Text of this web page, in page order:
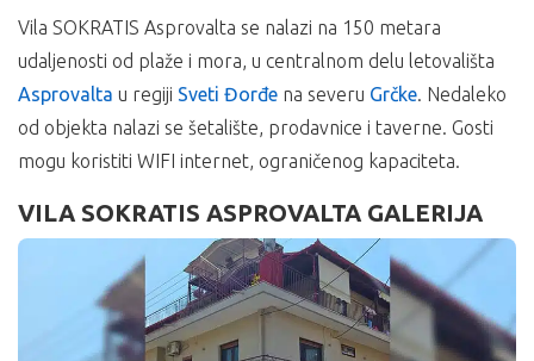
Vila SOKRATIS Asprovalta se nalazi na 150 metara
udaljenosti od plaže i mora, u centralnom delu letovališta
Asprovalta u regiji Sveti Đorđe na severu Grčke. Nedaleko
od objekta nalazi se šetalište, prodavnice i taverne. Gosti
mogu koristiti WIFI internet, ograničenog kapaciteta.
VILA SOKRATIS ASPROVALTA GALERIJA